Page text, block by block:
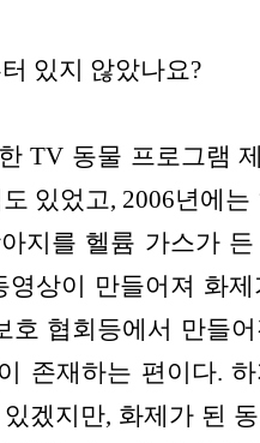
있지 않았나요?
TV 동물 프로그램
있었고, 2006년에는
지를 헬륨 가스가
영상이 만들어져 화
호 협회등에서 만들
존재하는 편이다.
겠지만, 화제가 된